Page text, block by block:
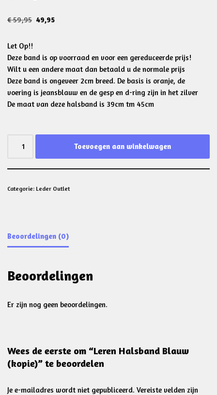
€59,95 49,95
Let Op!!
Deze band is op voorraad en voor een gereduceerde prijs!
Wilt u een andere maat dan betaald u de normale prijs
Deze band is ongeveer 2cm breed. De basis is oranje, de
voering is jeansblauw en de gesp en d-ring zijn in het zilver
De maat van deze halsband is 39cm tm 45cm
Toevoegen aan winkelwagen
Categorie: Leder Outlet
Beoordelingen (0)
Beoordelingen
Er zijn nog geen beoordelingen.
Wees de eerste om “Leren Halsband Blauw
(kopie)” te beoordelen
Je e-mailadres wordt niet gepubliceerd. Vereiste velden zijn